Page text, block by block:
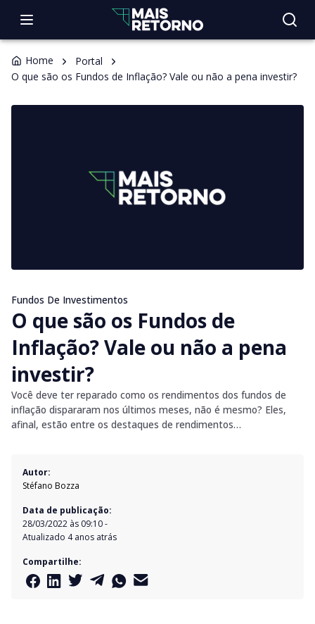
Home
Portal
O que são os Fundos de Inflação? Vale ou não a pena investir?
Fundos De Investimentos
O que são os Fundos de
Inflação? Vale ou não a pena
investir?
Você deve ter reparado como os rendimentos dos fundos de
inflação dispararam nos últimos meses, não é mesmo? Eles,
afinal, estão entre os destaques de rendimentos…
Autor:
Stéfano Bozza
Data de publicação:
28/03/2022 às 09:10-
Atualizado 4 anos atrás
Compartilhe: